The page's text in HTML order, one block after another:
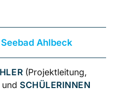
Ahlbeck
(Projektleitung,
SCHÜLERINNEN